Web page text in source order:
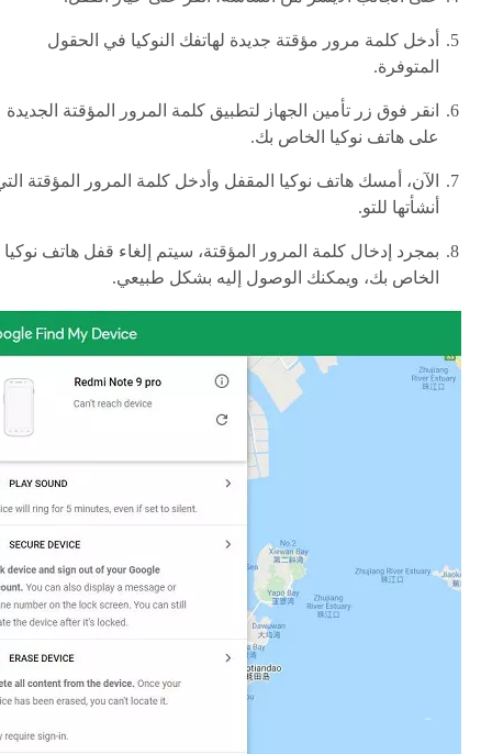
أدخل كلمة مرور مؤقتة جديدة لهاتفك النوكيا في الحقول
المتوفرة.
انقر فوق زر تأمين الجهاز لتطبيق كلمة المرور المؤقتة الجديدة
على هاتف نوكيا الخاص بك.
الآن، أمسك هاتف نوكيا المقفل وأدخل كلمة المرور المؤقتة
أنشأتها للتو.
بمجرد إدخال كلمة المرور المؤقتة، سيتم إلغاء قفل هاتف نوكيا
الخاص بك، ويمكنك الوصول إليه بشكل طبيعي.